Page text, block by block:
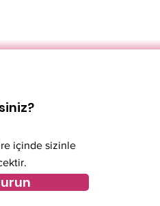
içinde sizinle